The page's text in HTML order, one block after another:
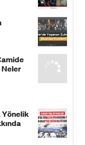
Neler
Yönelik